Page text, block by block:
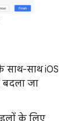
साथ-साथ iOS
बदला जा